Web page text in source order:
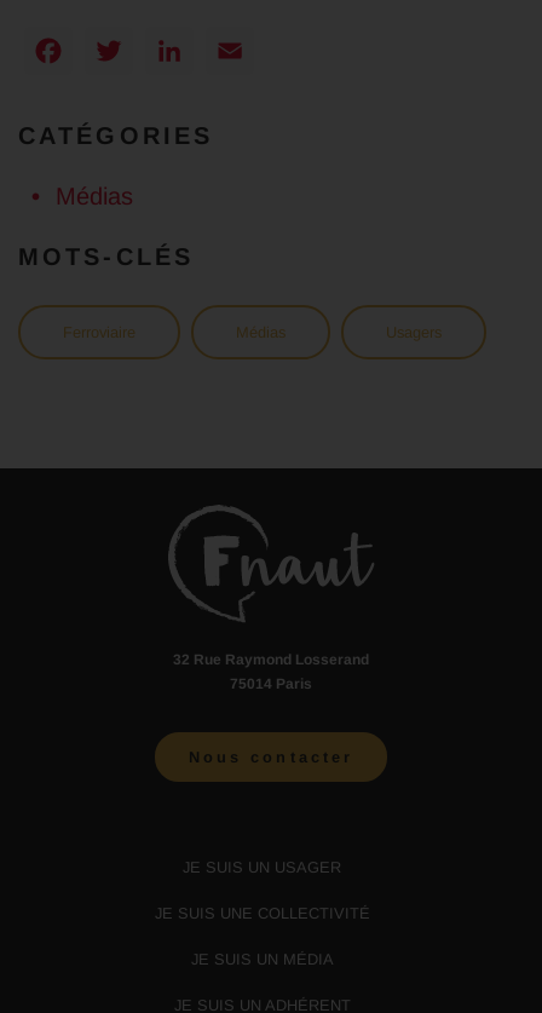
Facebook
TwitterLinkedIn
CATÉGORIES
Médias
MOTS-CLÉS
Ferroviaire Médias Usagers
32 Rue Raymond Losserand
75014 Paris
Nous contacter
JE SUIS UN USAGER
JE SUIS UNE COLLECTIVITÉ
JE SUIS UN MÉDIA
JE SUIS UN ADHÉRENT